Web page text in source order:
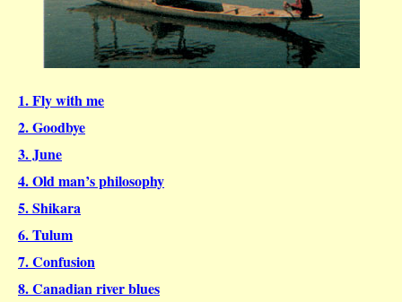
1. Fly with me
2. Goodbye
3. June
4. Old man’s philosophy
5. Shikara
6. Tulum
7. Confusion
8. Canadian river blues